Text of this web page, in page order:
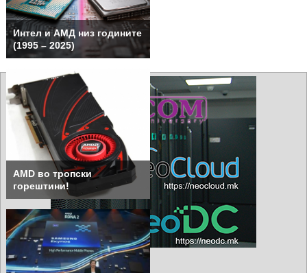
Интел и АМД низ годините
(1995 – 2025)
AMD во тропски
горештини!